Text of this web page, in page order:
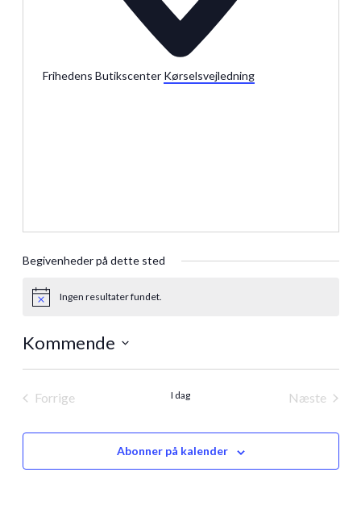
Frihedens Butikscenter Kørselsvejledning
Begivenheder på dette sted
NoticeIngen resultater fundet.
Kommende
Vælg
Forrige
I dag
Næste
Abonner på kalender